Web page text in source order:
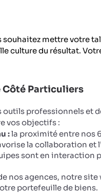
mettre votre
culture du résultat.
Côté Particuliers
outils professionnels et
vos objectifs :
:la proximité entre nos
la collaboration et
sont en interaction
nos agences, notre
portefeuille de biens.